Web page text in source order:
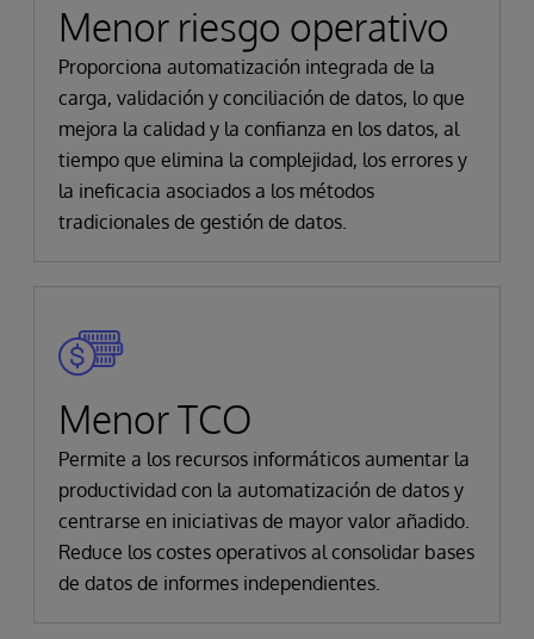
Menor riesgo operativo
Proporciona automatización integrada de la
carga, validación y conciliación de datos, lo que
mejora la calidad y la confianza en los datos, al
tiempo que elimina la complejidad, los errores y
la ineficacia asociados a los métodos
tradicionales de gestión de datos.
Menor TCO
Permite a los recursos informáticos aumentar la
productividad con la automatización de datos y
centrarse en iniciativas de mayor valor añadido.
Reduce los costes operativos al consolidar bases
de datos de informes independientes.